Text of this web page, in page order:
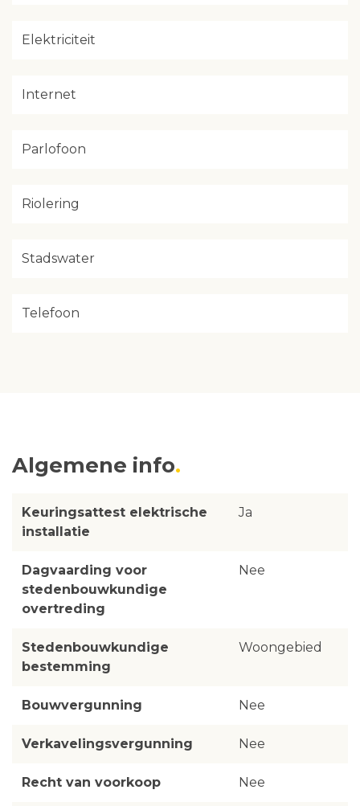
Elektriciteit
Internet
Parlofoon
Riolering
Stadswater
Telefoon
Algemene info
Keuringsattest elektrische
installatie
Ja
Dagvaarding voor
stedenbouwkundige
overtreding
Nee
Stedenbouwkundige
bestemming
Woongebied
Bouwvergunning Nee
Verkavelingsvergunning Nee
Recht van voorkoop Nee